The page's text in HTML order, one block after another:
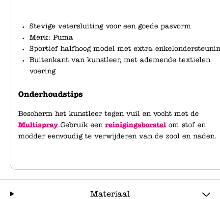
Stevige vetersluiting voor een goede pasvorm
Merk: Puma
Sportief halfhoog model met extra
Buitenkant van kunstleer, met ademende textielen
voering
Onderhoudstips
Bescherm het kunstleer tegen vuil en vocht met de
Multispray.Gebruik een reinigingsborstel om stof en
modder eenvoudig te verwijderen van de zool en naden.
Materiaal